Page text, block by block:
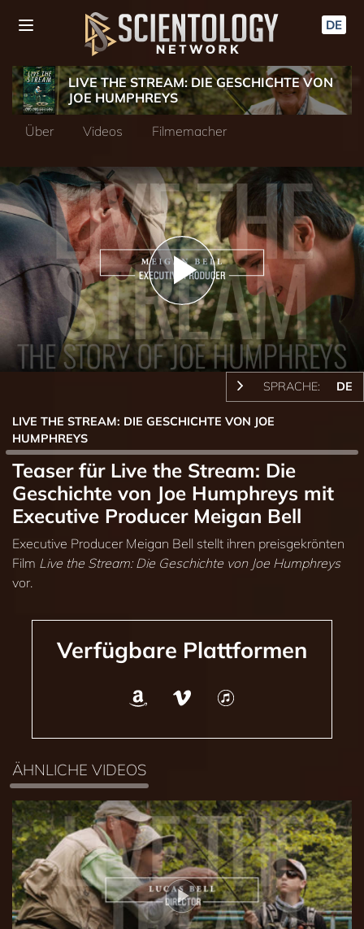
DE
LIVE THE STREAM: DIE GESCHICHTE VON
JOE HUMPHREYS
Über Videos Filmemacher
Play
Video
SPRACHE: DE
LIVE THE STREAM: DIE GESCHICHTE VON JOE
HUMPHREYS
Teaser für Live the Stream: Die
Geschichte von Joe Humphreys mit
Executive Producer Meigan Bell
Executive Producer Meigan Bell stellt ihren preisgekrönten
Film Live the Stream: Die Geschichte von Joe Humphreys
vor.
Verfügbare Plattformen
ÄHNLICHE VIDEOS